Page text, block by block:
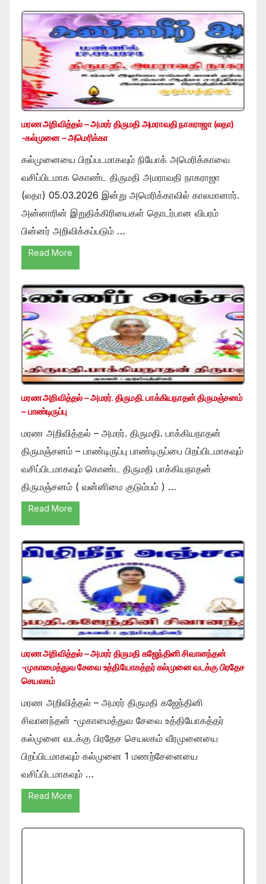
மரண அறிவித்தல் – அமரர் திருமதி அமராவதி நாகராஜா (லதா)
-கல்முனை – அமெரிக்கா
கல்முனையை பிறப்படமாகவும் நியோக் அமெரிக்காவை
வசிப்பிடமாக கொண்ட திருமதி அமராவதி நாகராஜா
(லதா) 05.03.2026 இன்று அமெரிக்காவில் காலமானார்.
அன்னாரின் இறுதிக்கிரியைகள் தொடர்பான விபரம்
பின்னர் அறிவிக்கப்படும் …
Read More
மரண அறிவித்தல் – அமரர். திருமதி. பாக்கியநாதன் திருமஞ்சனம்
– பாண்டிருப்பு
மரண அறிவித்தல் – அமரர். திருமதி. பாக்கியநாதன்
திருமஞ்சனம் – பாண்டிருப்பு பாண்டிருப்பை பிறப்பிடமாகவும்
வசிப்பிடமாகவும் கொண்ட திருமதி பாக்கியநாதன்
திருமஞ்சனம் ( வன்னிமை குடும்பம் ) …
Read More
மரண அறிவித்தல் – அமரர் திருமதி கஜேந்தினி சிவானந்தன்
-முகாமைத்துவ சேவை உத்தியோகத்தர் கல்முனை வடக்கு பிரதேச
செயலகம்
மரண அறிவித்தல் – அமரர் திருமதி கஜேந்தினி
சிவானந்தன் -முகாமைத்துவ சேவை உத்தியோகத்தர்
கல்முனை வடக்கு பிரதேச செயலகம் வீரமுனையை
பிறப்பிடமாகவும் கல்முனை 1 மணற்சேனையை
வசிப்பிடமாகவும் …
Read More